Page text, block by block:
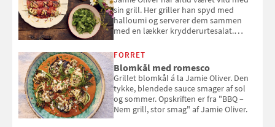
sin grill. Her griller han spyd med
halloumi og serverer dem sammen
med en lækker krydderurtesalat.
smag" af Jamie Oliver.
FORRET
Blomkål med romesco
Grillet blomkål á la Jamie Oliver. Den
tykke, blendede sauce smager af sol
og sommer. Opskriften er fra "BBQ –
Nem grill, stor smag" af Jamie Oliver.